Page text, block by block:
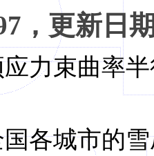
，更新日
力束曲率
各城市的